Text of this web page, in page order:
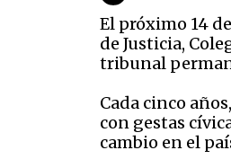
El próximo 14
de Justicia,
tribunal
Cada cinco
con gestas
cambio en el